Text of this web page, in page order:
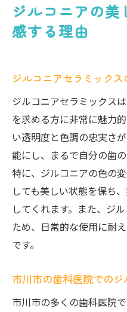
市川市でのジル
ジルコニアセラミッ
長期間使用可能
市川市でのジル
ジルコニアの強
他素材との比較
ジルコニア製品
市川市で人気のジ
方法
市川市の歯科治
市川市でのジル
ジルコニア利用
ジルコニアの
感する理由
ジルコニアセラミック
ジルコニアセラミックス
を求める方に非常に魅力
い透明度と色調の忠実さ
能にし、まるで自分の歯
特に、ジルコニアの色の
しても美しい状態を保ち
してくれます。また、ジ
ため、日常的な使用に耐
です。
市川市の歯科医院での
市川市の多くの歯科医院